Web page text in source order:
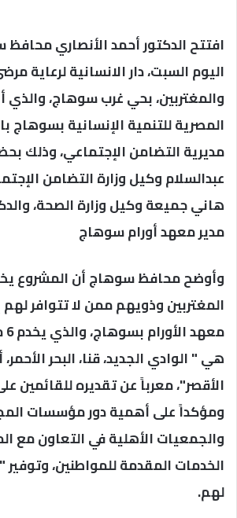
افتتح الدكتور أحمد الأنصاري
اليوم السبت، دار الانسانية لرعاية
والمغتربين، بحي غرب سوهاج، والذي
المصرية للتنمية الإنسانية بسوهاج
مديرية التضامن الإجتماعي، وذلك
عبدالسلام وكيل وزارة التضامن
هاني جميعة وكيل وزارة الصحة،
مدير معهد أورام سوهاج
وأوضح محافظ سوهاج أن المشروع
المغتربين وذويهم ممن لا تتوافر
هي " الوادي الجديد، قنا، البحر
الأقصر"، معرباً عن تقديره للقائمين
ومؤكداً على أهمية دور مؤسسات
والجمعيات الأهلية في التعاون مع
الخدمات المقدمة للمواطنين،
لهم.